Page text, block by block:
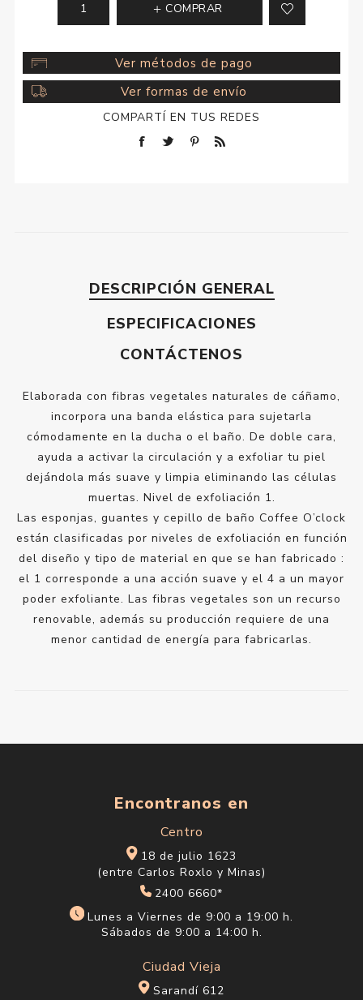
COMPRAR
Ver métodos de pago
Ver formas de envío
COMPARTÍ EN TUS REDES
DESCRIPCIÓN GENERAL
ESPECIFICACIONES
CONTÁCTENOS
Elaborada con fibras vegetales naturales de cáñamo,
incorpora una banda elástica para sujetarla
cómodamente en la ducha o el baño. De doble cara,
ayuda a activar la circulación y a exfoliar tu piel
dejándola más suave y limpia eliminando las células
muertas. Nivel de exfoliación 1.
Las esponjas, guantes y cepillo de baño Coffee O’clock
están clasificadas por niveles de exfoliación en función
del diseño y tipo de material en que se han fabricado :
el 1 corresponde a una acción suave y el 4 a un mayor
poder exfoliante. Las fibras vegetales son un recurso
renovable, además su producción requiere de una
menor cantidad de energía para fabricarlas.
Encontranos en
Centro
18 de julio 1623
(entre Carlos Roxlo y Minas)
2400 6660*
Lunes a Viernes de 9:00 a 19:00 h.
Sábados de 9:00 a 14:00 h.
Ciudad Vieja
Sarandí 612